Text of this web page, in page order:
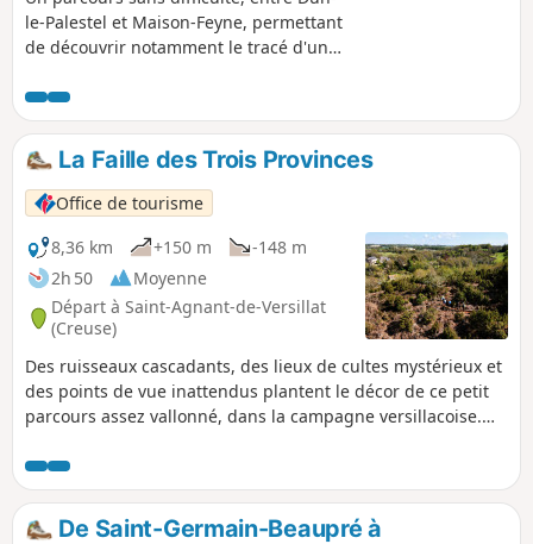
le-Palestel et Maison-Feyne, permettant
de découvrir notamment le tracé d'une
La Faille des Trois Provinces
Office de tourisme
8,36 km
+150 m
-148 m
2h 50
Moyenne
Départ à Saint-Agnant-de-Versillat
(Creuse)
Des ruisseaux cascadants, des lieux de cultes mystérieux et
des points de vue inattendus plantent le décor de ce petit
parcours assez vallonné, dans la campagne versillacoise.
Chaudron, en marchant sur les collines qui constituent la
ligne de rupture géologique de la faille de la Marche. Dans
la mesure du possible, pensez à vous équiper d'un
De Saint-Germain-Beaupré à